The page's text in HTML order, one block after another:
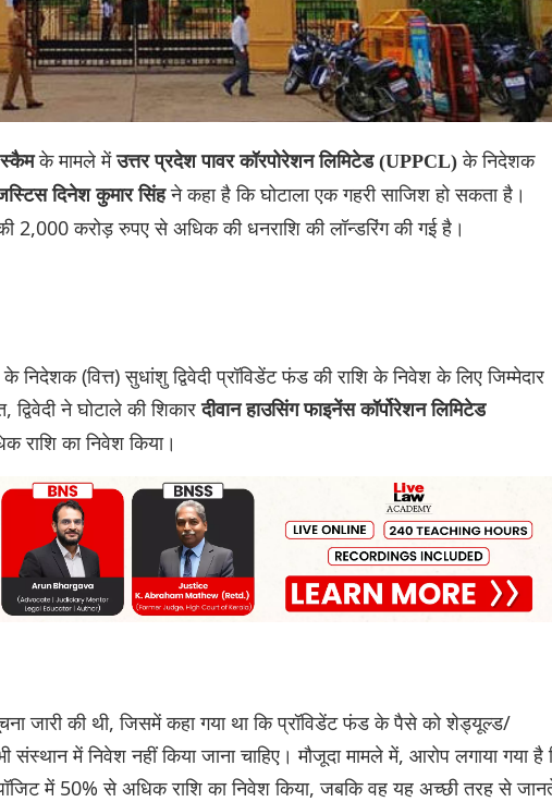
स्कैमके मामले मेंउत्तर प्रदेश पावर कॉरपोरेशन लिमिटेड (UPPCL)के निदेशक
दिनेश कुमार सिंहने कहा है कि घोटाला एक गहरी साजिश हो सकता है।
2,000 करोड़ रुपए से अधिक की धनराशि की लॉन्डरिंग की गई है।
(वित्त) सुधांशु द्विवेदी प्रॉविडेंट फंड की राशि के निवेश के लिए जिम्मेदार
ने घोटाले की शिकारदीवान हाउसिंग फाइनेंस कॉर्पोरेशन लिमिटेड
रा‌‌शि का निवेश किया।
जारी की थी, जिसमें कहा गया था कि प्रॉविडेंट फंड के पैसे को शेड्यूल्ड/
में निवेश नहीं किया जाना चाहिए। मौजूदा मामले में, आरोप लगाया गया है
में 50% से अधिक रा‌श‌ि का निवेश किया, जबकि वह यह अच्छी तरह से